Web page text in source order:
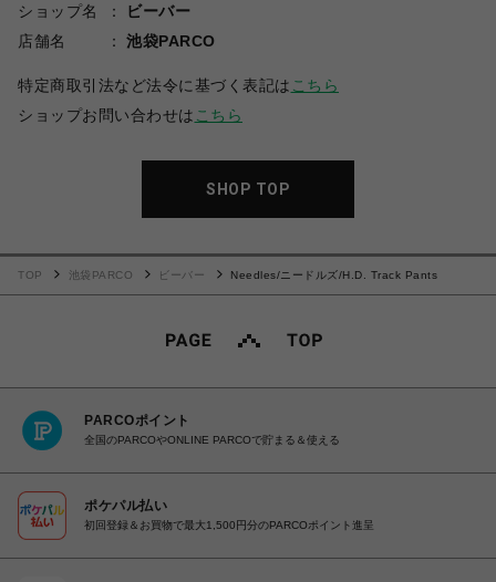
ショップ名
ビーバー
店舗名
池袋PARCO
特定商取引法など法令に基づく表記は こちら
ショップお問い合わせは こちら
SHOP TOP
TOP 池袋PARCO ビーバー Needles/ニードルズ/H.D. Track Pants
PARCOポイント
全国のPARCOやONLINE PARCOで貯まる＆使える
ポケパル払い
初回登録＆お買物で最大1,500円分のPARCOポイント進呈